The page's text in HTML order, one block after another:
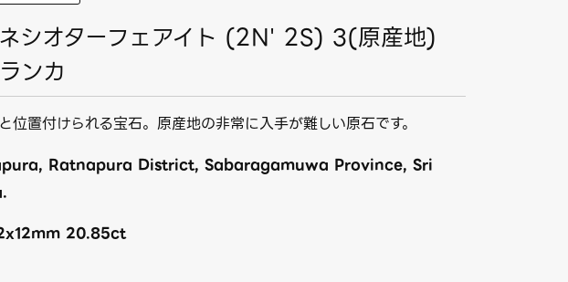
シオターフェアイト (2N' 2S) 3(原産地)
ンカ
位置付けられる宝石。原産地の非常に入手が難しい原石です。
Ratnapura District, Sabaragamuwa Province, Sri
20.85ct